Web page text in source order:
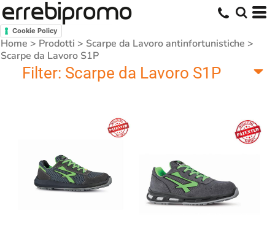
Cookie Policy
Home > Prodotti > Scarpe da Lavoro antinfortunistiche >
Scarpe da Lavoro S1P
Filter: Scarpe da Lavoro S1P